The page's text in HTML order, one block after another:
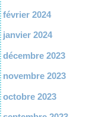
février 2024
janvier 2024
décembre 2023
novembre 2023
octobre 2023